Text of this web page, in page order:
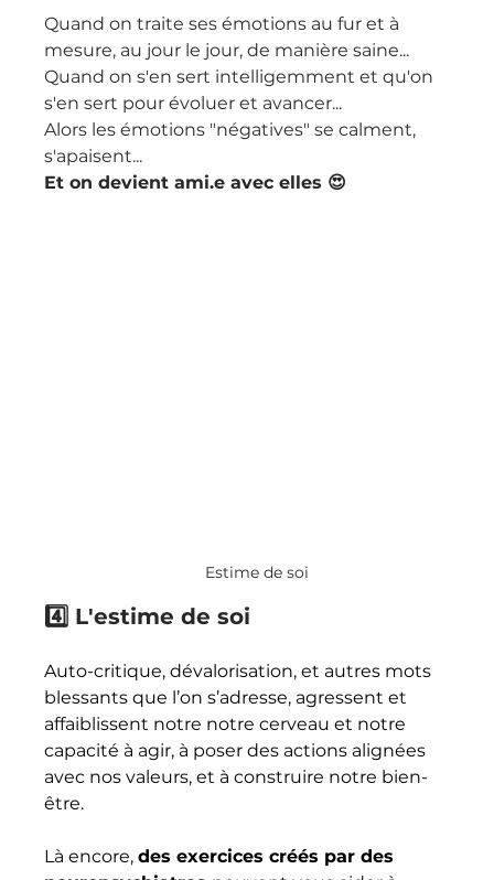
Quand on traite ses émotions au fur et à
mesure, au jour le jour, de manière saine...
Quand on s'en sert intelligemment et qu'on
s'en sert pour évoluer et avancer...
Alors les émotions "négatives" se calment,
s'apaisent...
Et on devient ami.e avec elles 😍
Estime de soi
4️⃣ L'estime de soi
Auto-critique, dévalorisation, et autres mots
blessants que l’on s’adresse, agressent et
affaiblissent notre notre cerveau et notre
capacité à agir, à poser des actions alignées
avec nos valeurs, et à construire notre bien-
être.
Là encore, des exercices créés par des